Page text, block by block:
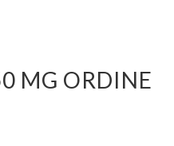
MG ORDINE